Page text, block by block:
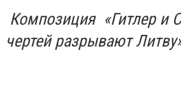
Композиция «Гитлер и
чертей разрывают